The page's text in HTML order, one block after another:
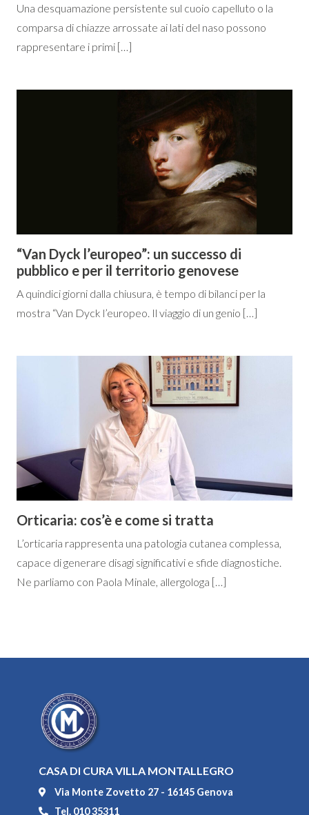
Una desquamazione persistente sul cuoio capelluto o la
comparsa di chiazze arrossate ai lati del naso possono
rappresentare i primi […]
“Van Dyck l’europeo”: un successo di
pubblico e per il territorio genovese
A quindici giorni dalla chiusura, è tempo di bilanci per la
mostra “Van Dyck l’europeo. Il viaggio di un genio […]
Orticaria: cos’è e come si tratta
L’orticaria rappresenta una patologia cutanea complessa,
capace di generare disagi significativi e sfide diagnostiche.
Ne parliamo con Paola Minale, allergologa […]
CASA DI CURA VILLA MONTALLEGRO
Via Monte Zovetto 27 - 16145 Genova
Tel. 010 35311